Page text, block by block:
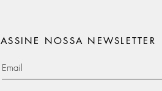
ASSINE NOSSA NEWSLETTER